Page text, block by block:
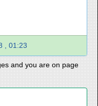
, 01:23
and you are on page